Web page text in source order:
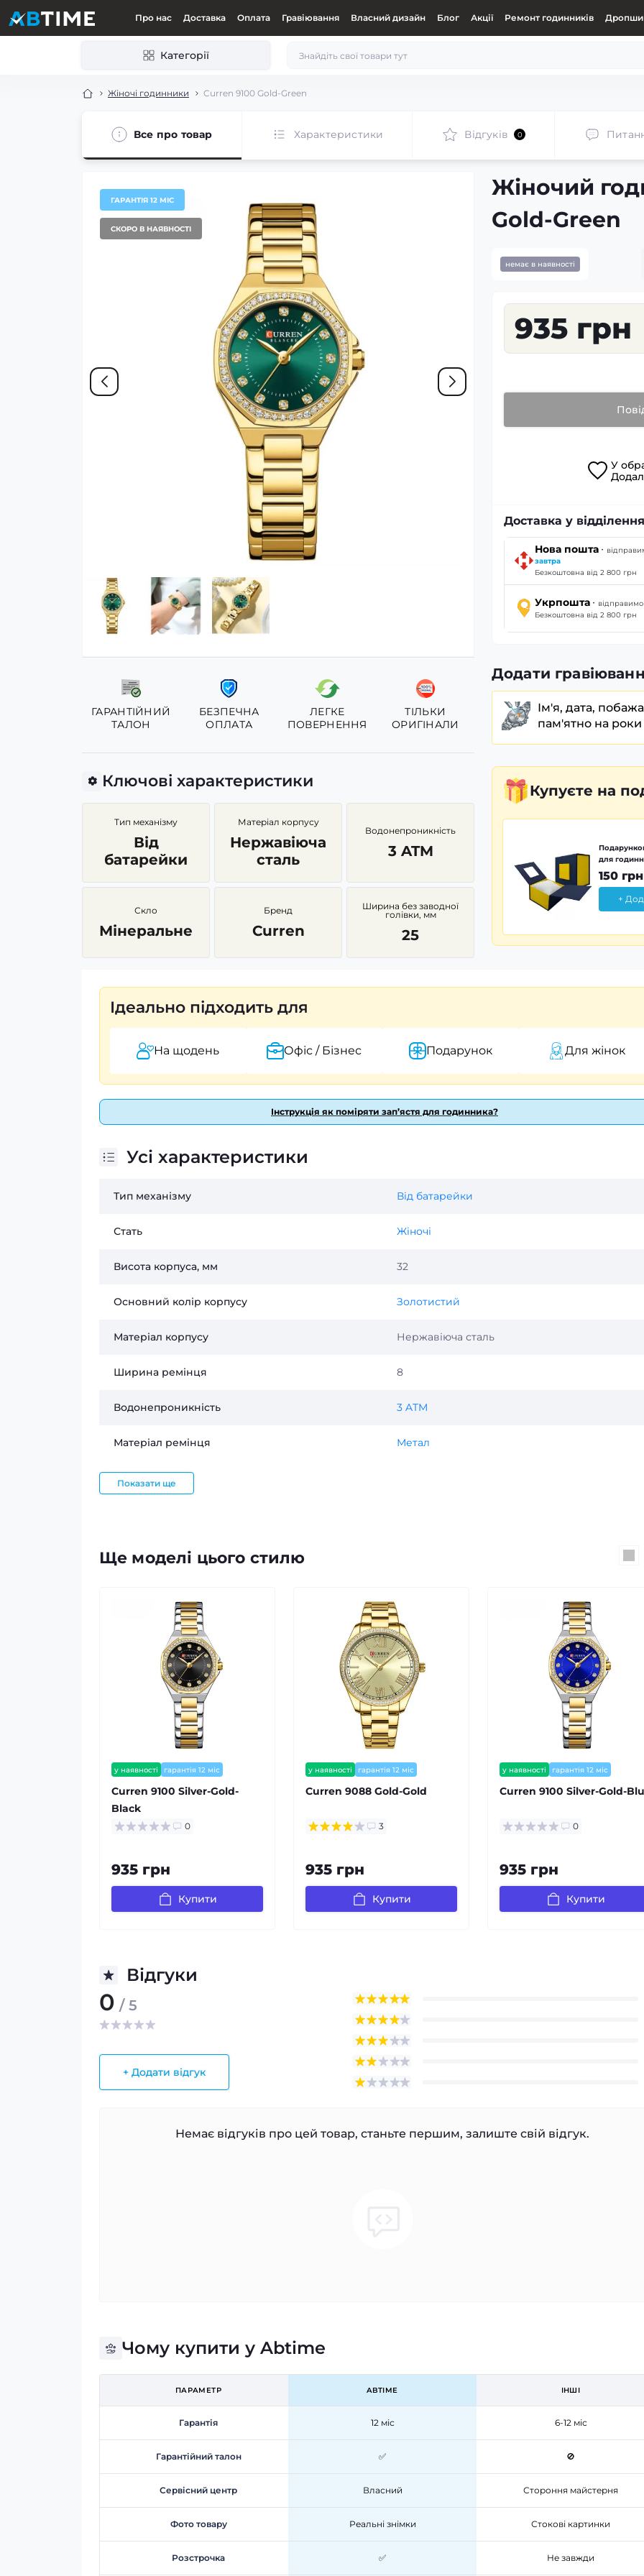
Про нас Доставка Оплата Гравіювання Власний дизайн Блог Акції Ремонт годинників
Категорії
Жіночі годинники Curren 9100 Gold-Green
Все про товар Характеристики Відгуків 0
ГАРАНТІЯ 12 МІС
СКОРО В НАЯВНОСТІ
ГАРАНТІЙНИЙ
ТАЛОН
БЕЗПЕЧНА
ОПЛАТА
ЛЕГКЕ
ПОВЕРНЕННЯ
ТІЛЬКИ
ОРИГІНАЛИ
Ключові характеристики
Тип механізму
Від
батарейки
Матеріал корпусу
Нержавіюча
сталь
Водонепроникність
3 ATM
Скло
Мінеральне
Бренд
Curren
Ширина без заводної
голівки, мм
25
Жіночий
Gold-Green
немає в наявності
935 грн
У
Доставка у
Нова пошта ·
завтра
Безкоштовна від 2 800 грн
Укрпошта · відправимо
Безкоштовна від 2 800 грн
Додати
Ім'я, дата,
пам'ятно на роки
Купуєте на
для
150 грн
+
Ідеально підходить для
На щодень Офіс / Бізнес Подарунок Для жінок
Інструкція як поміряти зап’ястя для годинника?
Усі характеристики
Тип механізму Від батарейки
Стать Жіночі
Висота корпуса, мм 32
Основний колір корпусу Золотистий
Матеріал корпусу Нержавіюча сталь
Ширина ремінця 8
Водонепроникність 3 ATM
Матеріал ремінця Метал
Показати ще
Ще моделі цього стилю
у наявності гарантія 12 міс
Curren 9100 Silver-Gold-
Black
0
935 грн
Купити
у наявності
гарантія 12 міс
Curren 9088 Gold-Gold
3
935 грн
Купити
у наявності
гарантія 12 міс
Curren 9100 Silver-Gold-
0
935 грн
Купити
Відгуки
0 / 5
+ Додати відгук
Немає відгуків про цей товар, станьте першим, залиште свій відгук.
Чому купити у Abtime
ПАРАМЕТР ABTIME ІНШІ
Гарантія 12 міс 6-12 міс
Гарантійний талон ✅ 🚫
Сервісний центр Власний Стороння майстерня
Фото товару Реальні знімки Стокові картинки
Розстрочка ✅ Не завжди